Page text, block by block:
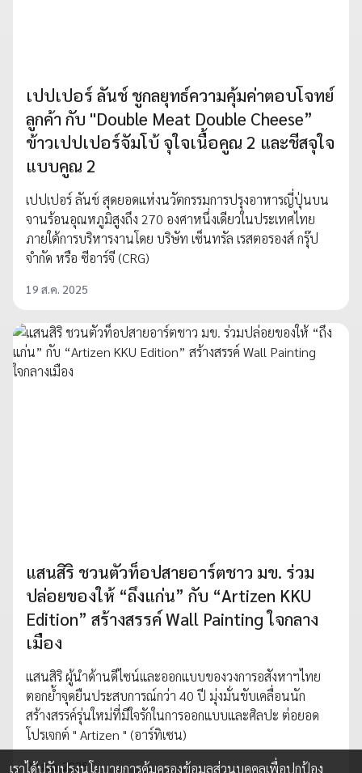
เปปเปอร์ ลันช์ ชูกลยุทธ์ความคุ้มค่าตอบโจทย์
ลูกค้า กับ "Double Meat Double Cheese”
ข้าวเปปเปอร์จัมโบ้ จุใจเนื้อคูณ 2 และชีสจุใจ
แบบคูณ 2
เปปเปอร์ ลันช์ สุดยอดแห่งนวัตกรรมการปรุงอาหารญี่ปุ่นบน
จานร้อนอุณหภูมิสูงถึง 270 องศาหนึ่งเดียวในประเทศไทย
ภายใต้การบริหารงานโดย บริษัท เซ็นทรัล เรสตอรองส์ กรุ๊ป
จำกัด หรือ ซีอาร์จี (CRG)
19 ส.ค. 2025
แสนสิริ ชวนตัวท็อปสายอาร์ตชาว มข. ร่วม
ปล่อยของให้ “ถึงแก่น” กับ “Artizen KKU
Edition” สร้างสรรค์ Wall Painting ใจกลาง
เมือง
แสนสิริ ผู้นำด้านดีไซน์และออกแบบของวงการอสังหาฯไทย
ตอกย้ำจุดยืนประสบการณ์กว่า 40 ปี มุ่งมั่นขับเคลื่อนนัก
สร้างสรรค์รุ่นใหม่ที่มีใจรักในการออกแบบและศิลปะ ต่อยอด
โปรเจกต์ " Artizen " (อาร์ทิเซน)
22 ส.ค. 2025
เราได้ปรับปรุงนโยบายการคุ้มครองข้อมูลส่วนบุคคลเพื่อปกป้อง